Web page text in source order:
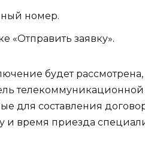
номер.
«Отправить заявку».
будет
для составления
и время приезда